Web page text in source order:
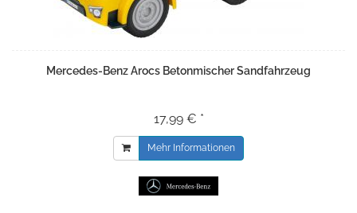
Mercedes-Benz Arocs Betonmischer Sandfahrzeug
17,99 € *
Mehr Informationen